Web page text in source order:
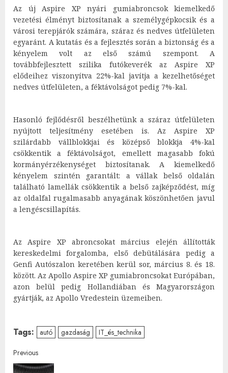
Az új Aspire XP nyári gumiabroncsok kiemelkedő
vezetési élményt biztosítanak a személygépkocsik és a
városi terepjárók számára, száraz és nedves útfelületen
egyaránt. A kutatás és a fejlesztés során a biztonság és a
kényelem volt az első számú szempont. A
továbbfejlesztett szilika futókeverék az Aspire XP
elődeihez viszonyítva 22%-kal javítja a kezelhetőséget
nedves útfelületen, a féktávolságot pedig 7%-kal.
Hasonló fejlődésről beszélhetünk a száraz útfelületen
nyújtott teljesítmény esetében is. Az Aspire XP
szilárdabb vállblokkjai és középső blokkja 4%-kal
csökkentik a féktávolságot, emellett magasabb fokú
kormányérzékenységet biztosítanak. A kiemelkedő
kényelem szintén garantált: a vállak belső oldalán
található lamellák csökkentik a belső zajképződést, míg
az oldalfal rugalmasabb anyagának köszönhetően javul
a lengéscsillapítás.
Az Aspire XP abroncsokat március elején állították
kereskedelmi forgalomba, első debütálására pedig a
Genfi Autószalon keretében kerül sor, március 8. és 18.
között. Az Apollo Aspire XP gumiabroncsokat Európában,
azon belül pedig Hollandiában és Magyarországon
gyártják, az Apollo Vredestein üzemeiben.
Tags: autó gazdaság IT_és_technika
Post
Previous